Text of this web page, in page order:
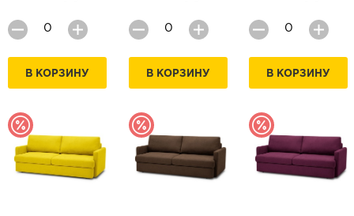
В КОРЗИНУ В КОРЗИНУ В КОРЗИНУ